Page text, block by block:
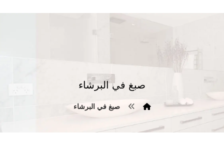
صبغ في البرشاء
صبغ في البرشاء